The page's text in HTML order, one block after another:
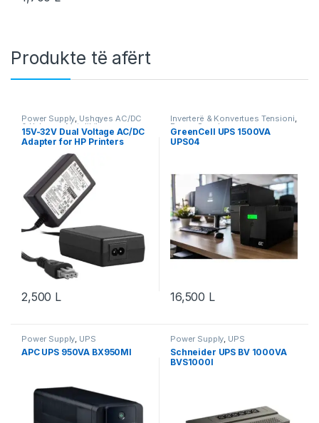
Produkte të afërt
Power Supply, Ushqyes AC/DC
& Ushqyes Metalikë
15V-32V Dual Voltage AC/DC
Adapter for HP Printers
2,500 L
Inverterë & Konvertues Tensioni,
Power Supply
GreenCell UPS 1500VA
UPS04
16,500 L
Power Supply, UPS
APC UPS 950VA BX950MI
Power Supply, UPS
Schneider UPS BV 1000VA
BVS1000I